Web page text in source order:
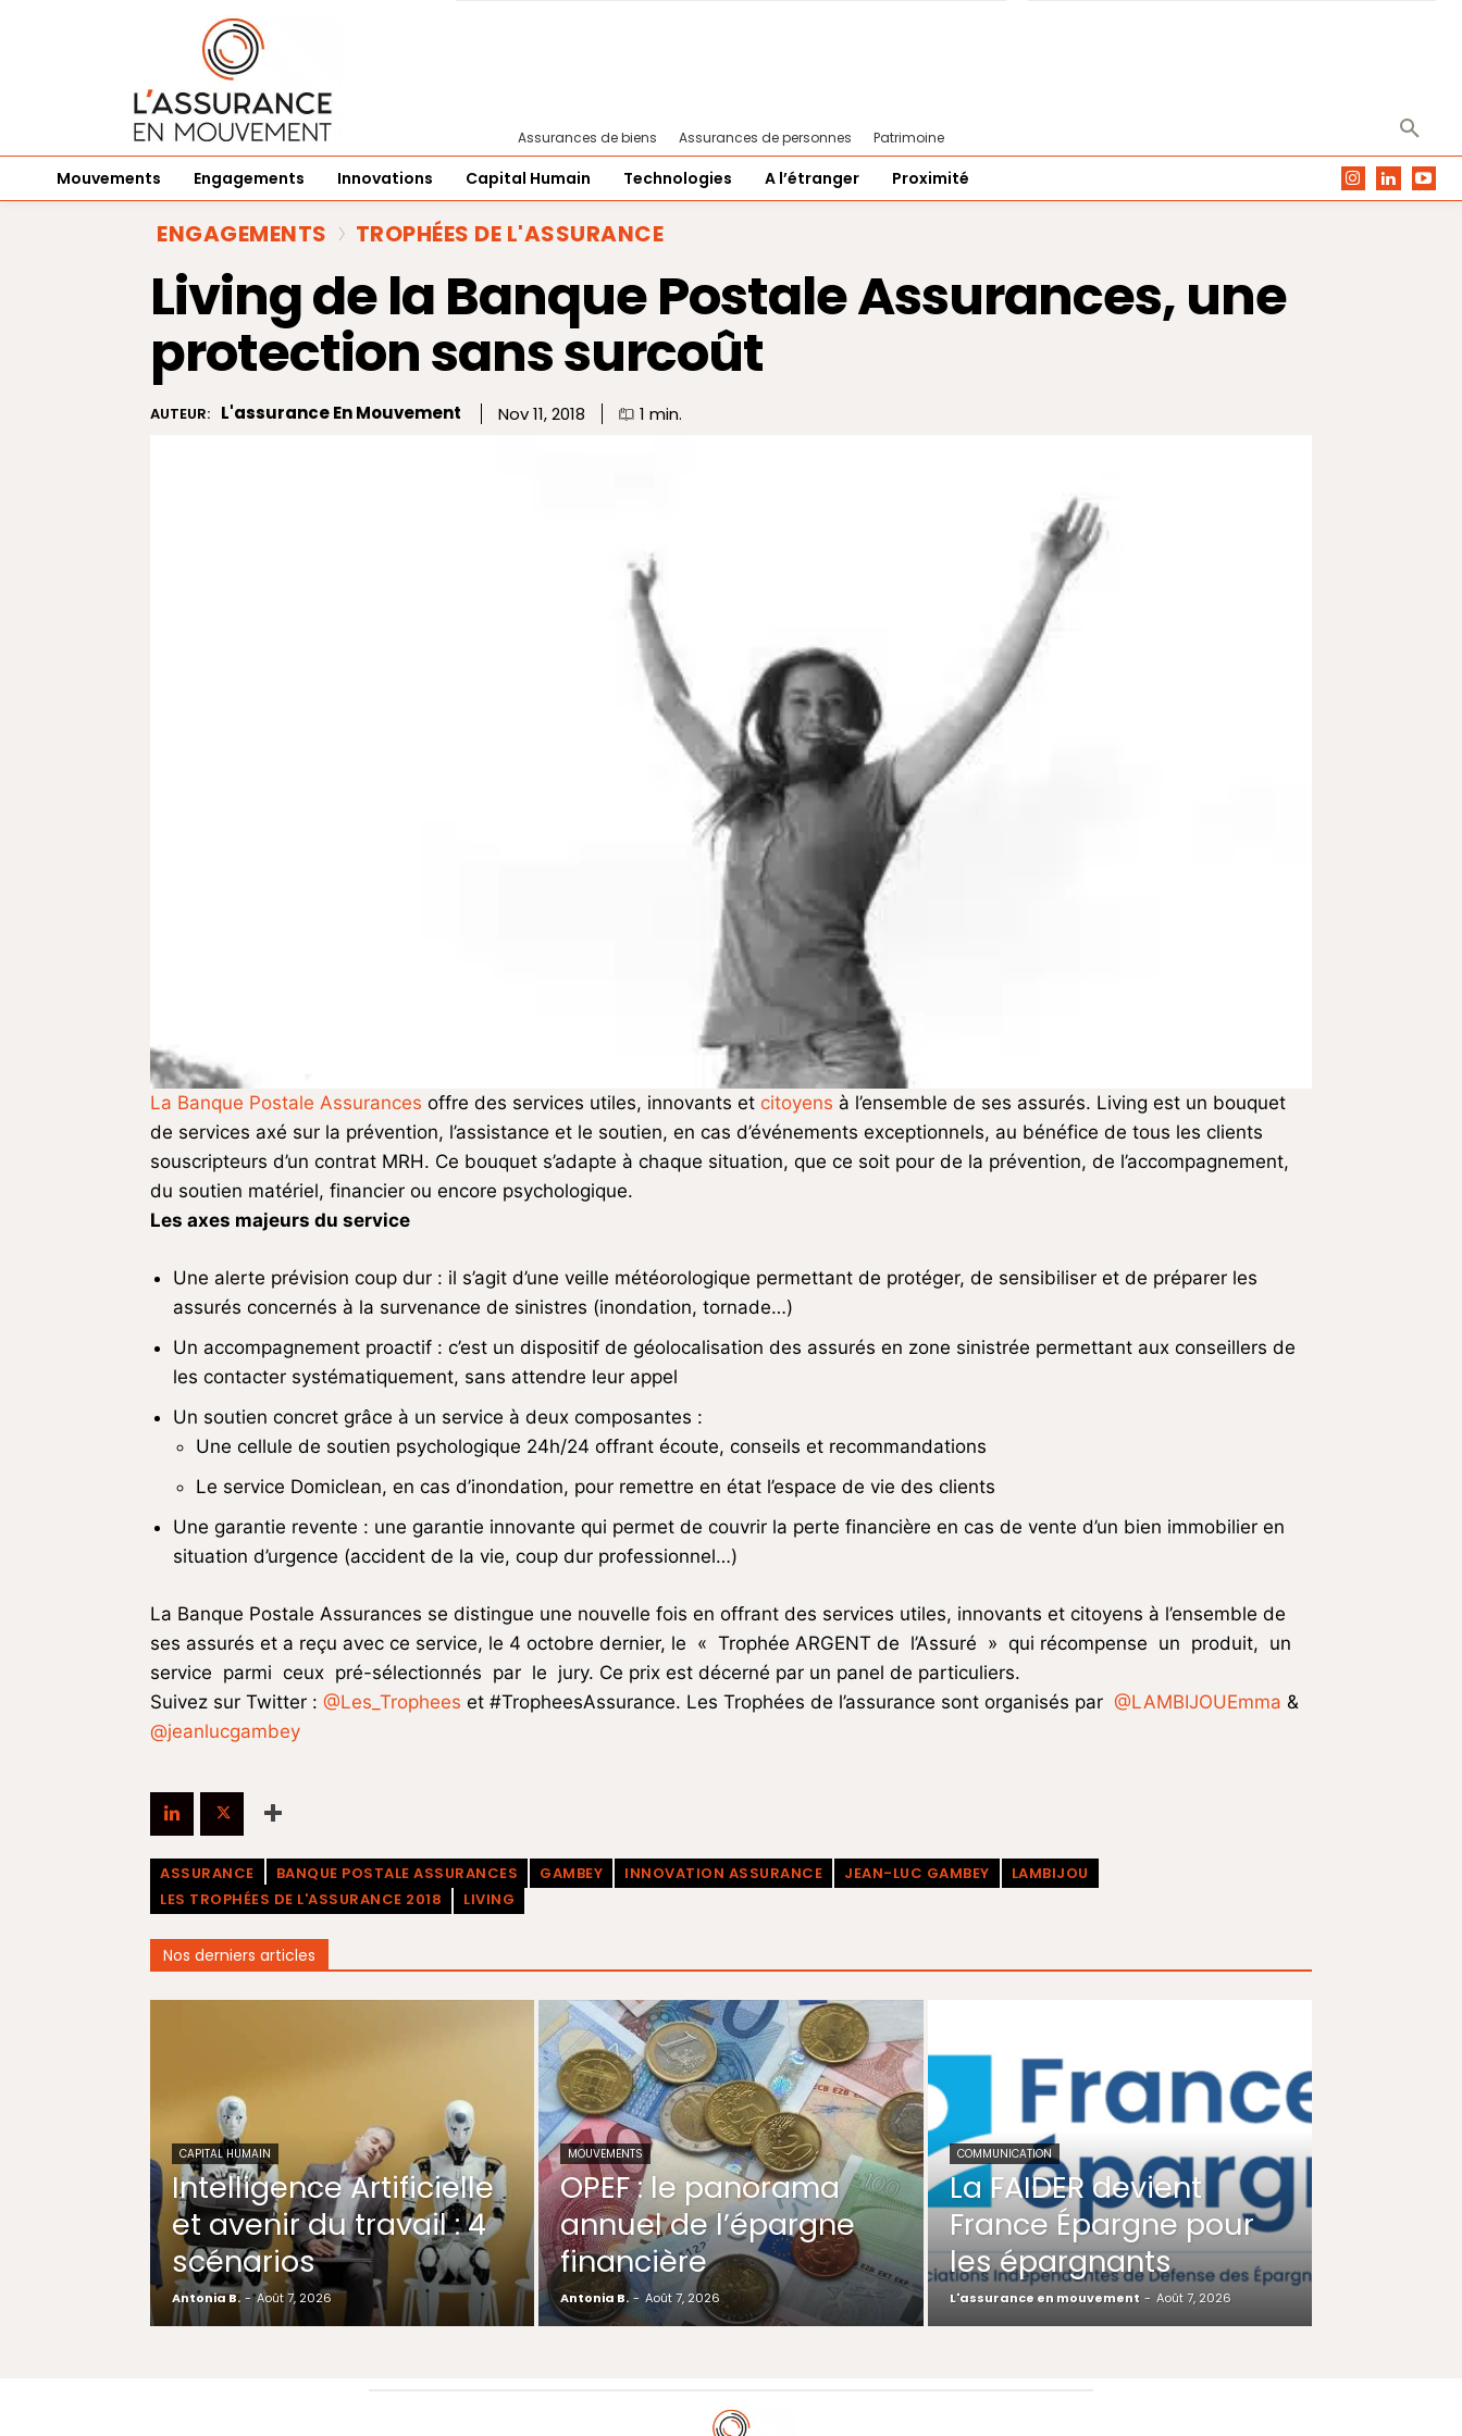
Assurances de biens Assurances de personnes Patrimoine
Mouvements Engagements Innovations Capital Humain Technologies A l’étranger Proximité
ENGAGEMENTS TROPHÉES DE L'ASSURANCE
Living de la Banque Postale Assurances, une
protection sans surcoût
AUTEUR: L'assurance En Mouvement Nov 11, 2018 1 min.
La Banque Postale Assurances offre des services utiles, innovants et citoyens à l’ensemble de ses assurés. Living est un bouquet
de services axé sur la prévention, l’assistance et le soutien, en cas d’événements exceptionnels, au bénéfice de tous les clients
souscripteurs d’un contrat MRH. Ce bouquet s’adapte à chaque situation, que ce soit pour de la prévention, de l’accompagnement,
du soutien matériel, financier ou encore psychologique.
Les axes majeurs du service
Une alerte prévision coup dur : il s’agit d’une veille météorologique permettant de protéger, de sensibiliser et de préparer les
assurés concernés à la survenance de sinistres (inondation, tornade…)
Un accompagnement proactif : c’est un dispositif de géolocalisation des assurés en zone sinistrée permettant aux conseillers de
les contacter systématiquement, sans attendre leur appel
Un soutien concret grâce à un service à deux composantes :
Une cellule de soutien psychologique 24h/24 offrant écoute, conseils et recommandations
Le service Domiclean, en cas d’inondation, pour remettre en état l’espace de vie des clients
Une garantie revente : une garantie innovante qui permet de couvrir la perte financière en cas de vente d’un bien immobilier en
situation d’urgence (accident de la vie, coup dur professionnel…)
La Banque Postale Assurances se distingue une nouvelle fois en offrant des services utiles, innovants et citoyens à l’ensemble de
ses assurés et a reçu avec ce service, le 4 octobre dernier, le « Trophée ARGENT de l’Assuré » qui récompense un produit, un
service parmi ceux pré-sélectionnés par le jury. Ce prix est décerné par un panel de particuliers.
Suivez sur Twitter : @Les_Trophees et #TropheesAssurance. Les Trophées de l’assurance sont organisés par @LAMBIJOUEmma &
@jeanlucgambey
ASSURANCE BANQUE POSTALE ASSURANCES GAMBEY INNOVATION ASSURANCE JEAN-LUC GAMBEY
LAMBIJOU
LES TROPHÉES DE L'ASSURANCE 2018
LIVING
Nos derniers articles
CAPITAL HUMAIN
Intelligence Artificielle
et avenir du travail : 4
scénarios
Antonia B. - Août 7, 2026
MOUVEMENTS
OPEF : le panorama
annuel de l’épargne
financière
Antonia B. - Août 7, 2026
COMMUNICATION
La FAIDER devient
France Épargne pour
les épargnants
L'assurance en mouvement - Août 7, 2026